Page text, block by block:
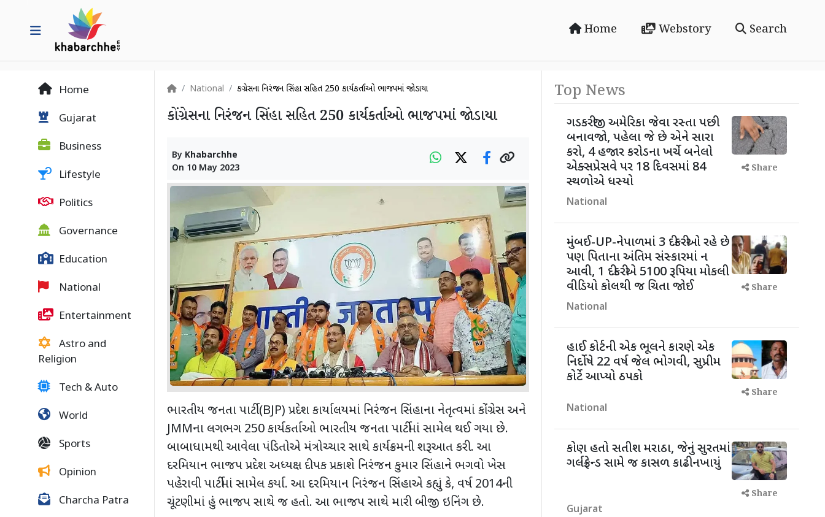
Home Webstory Search
Home
Gujarat
Business
Lifestyle
Politics
Governance
Education
National
Entertainment
Astro and
Religion
Tech & Auto
World
Sports
Opinion
Charcha Patra
National કોંગ્રેસના નિરંજન સિંહા સહિત 250 કાર્યકર્તાઓ ભાજપમાં જોડાયા
કોંગ્રેસના નિરંજન સિંહા સહિત 250 કાર્યકર્તાઓ ભાજપમાં જોડાયા
By Khabarchhe
On 10 May 2023
ભારતીય જનતા પાર્ટી (BJP) પ્રદેશ કાર્યાલયમાં નિરંજન સિંહાના નેતૃત્વમાં કોંગ્રેસ અને
JMMના લગભગ 250 કાર્યકર્તાઓ ભારતીય જનતા પાર્ટીમાં સામેલ થઈ ગયા છે.
બાબાધામથી આવેલા પંડિતોએ મંત્રોચ્ચાર સાથે કાર્યક્રમની શરૂઆત કરી. આ
દરમિયાન ભાજપ પ્રદેશ અધ્યક્ષ દીપક પ્રકાશે નિરંજન કુમાર સિંહાને ભગવો ખેસ
પહેરાવી પાર્ટીમાં સામેલ કર્યા. આ દરમિયાન નિરંજન સિંહાએ કહ્યું કે, વર્ષ 2014ની
ચૂંટણીમાં હું ભાજપ સાથે જ હતો. આ ભાજપ સાથે મારી બીજી ઇનિંગ છે.
Top News
ગડકરીજી અમેરિકા જેવા રસ્તા પછી
બનાવજો, પહેલા જે છે એને સારા
કરો, 4 હજાર કરોડના ખર્ચે બનેલો
એક્સપ્રેસવે પર 18 દિવસમાં 84
સ્થળોએ ધસ્યો
National
Share
મુંબઈ-UP-નેપાળમાં 3 દીકરીઓ રહે છે
પણ પિતાના અંતિમ સંસ્કારમાં ન
આવી, 1 દીકરીએ 5100 રૂપિયા મોકલી
વીડિયો કોલથી જ ચિતા જોઈ
National
Share
હાઈ કોર્ટની એક ભૂલને કારણે એક
નિર્દોષે 22 વર્ષ જેલ ભોગવી, સુપ્રીમ
કોર્ટે આપ્યો ઠપકો
National
Share
કોણ હતો સતીશ મરાઠા, જેનું સુરતમાં
ગર્લફ્રેન્ડ સામે જ કાસળ કાઢી નખાયું
Gujarat
Share